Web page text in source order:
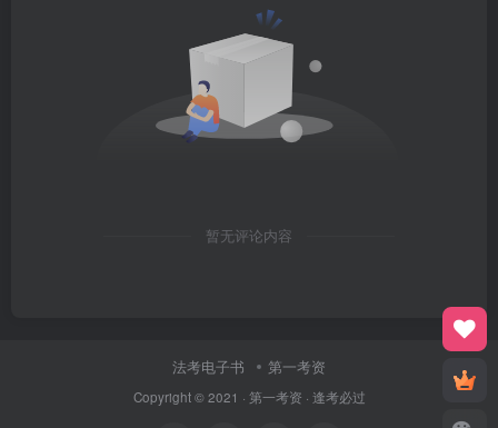
暂无评论内容
法考电子书 第一考资
Copyright © 2021 · 第一考资 · 逢考必过